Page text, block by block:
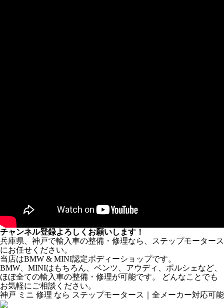
チャンネル登録よろしくお願いします！
兵庫県、神戸で輸入車の整備・修理なら、ステップモータース
にお任せください。
当店はBMW & MINI認定ボディーショップです。
BMW、MINIはもちろん、ベンツ、アウディ、ポルシェなど、
ほぼ全ての輸入車の整備・修理が可能です。 どんなことでも
お気軽にご相談ください。
神戸 ミニ 修理 なら ステップモータース｜全メーカー対応可能